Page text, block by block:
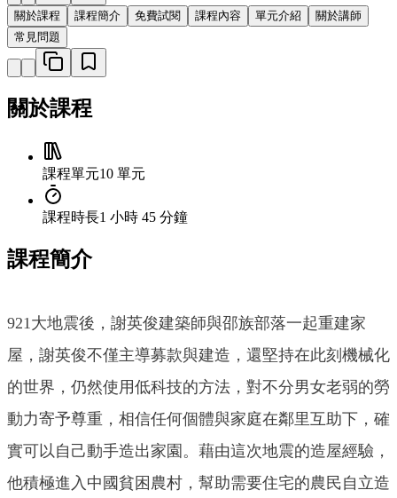
關於課程 課程簡介 免費試閱 課程內容 單元介紹
關於講師
常見問題
關於課程
課程單元10 單元
課程時長1 小時 45 分鐘
課程簡介
921大地震後，謝英俊建築師與邵族部落一起重建家
屋，謝英俊不僅主導募款與建造，還堅持在此刻機械化
的世界，仍然使用低科技的方法，對不分男女老弱的勞
動力寄予尊重，相信任何個體與家庭在鄰里互助下，確
實可以自己動手造出家園。藉由這次地震的造屋經驗，
他積極進入中國貧困農村，幫助需要住宅的農民自立造